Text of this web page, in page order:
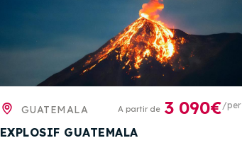
GUATEMALA A partir de 3 090€/
EXPLOSIF GUATEMALA